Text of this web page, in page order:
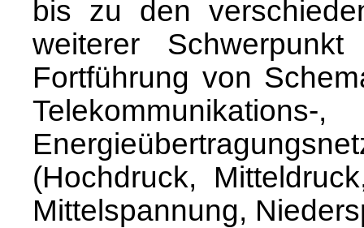
bis zu den
weiterer
Fortführung von
(Hochdruck,
Mittelspannung,